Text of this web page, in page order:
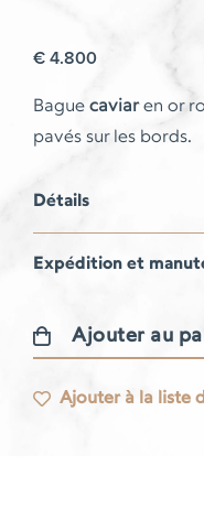
€4.800
Bague caviaren or
pavés sur les bords.
Détails
Expédition et
quantité
de
Ajouter au
Ajouter à la liste